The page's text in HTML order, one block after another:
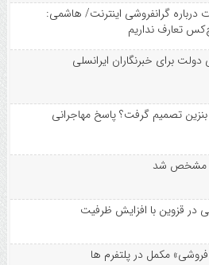
درباره گرانفروشی اینترنت/ هاشمی:
تعارف نداریم
بنزین تصمیم گرفت؟ پاسخ مهاجرانی
مشخص شد
در قزوین با افزایش ظرفیت
فروشی» مکمل در پلتفرم ها